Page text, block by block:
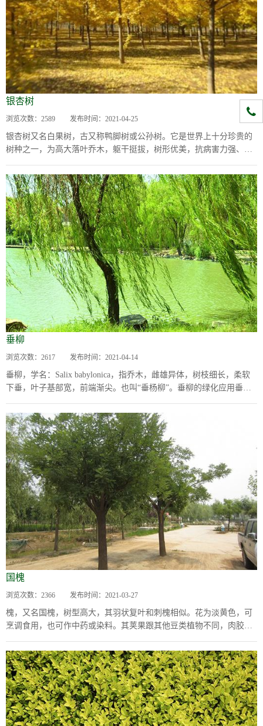
银杏树
浏览次数： 2589 发布时间： 2021-04-25
银杏树又名白果树，古又称鸭脚树或公孙树。它是世界上十分珍贵的
树种之一，为高大落叶乔木，躯干挺拔，树形优美，抗病害力强、耐
垂柳
浏览次数： 2617 发布时间： 2021-04-14
垂柳，学名：Salix babylonica，指乔木，雌雄异体，树枝细长，柔软
下垂，叶子基部宽，前端渐尖。也叫“垂杨柳”。垂柳的绿化应用垂柳
国槐
浏览次数： 2366 发布时间： 2021-03-27
槐，又名国槐，树型高大，其羽状复叶和刺槐相似。花为淡黄色，可
烹调食用，也可作中药或染料。其荚果跟其他豆类植物不同，肉胶